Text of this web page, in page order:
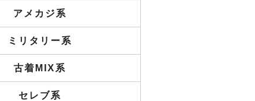
アメカジ系
ミリタリー系
古着MIX系
セレブ系